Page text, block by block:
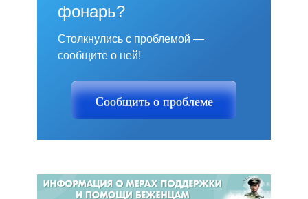
фонарь?
Столкнулись с проблемой —
сообщите о ней!
Сообщить о проблеме